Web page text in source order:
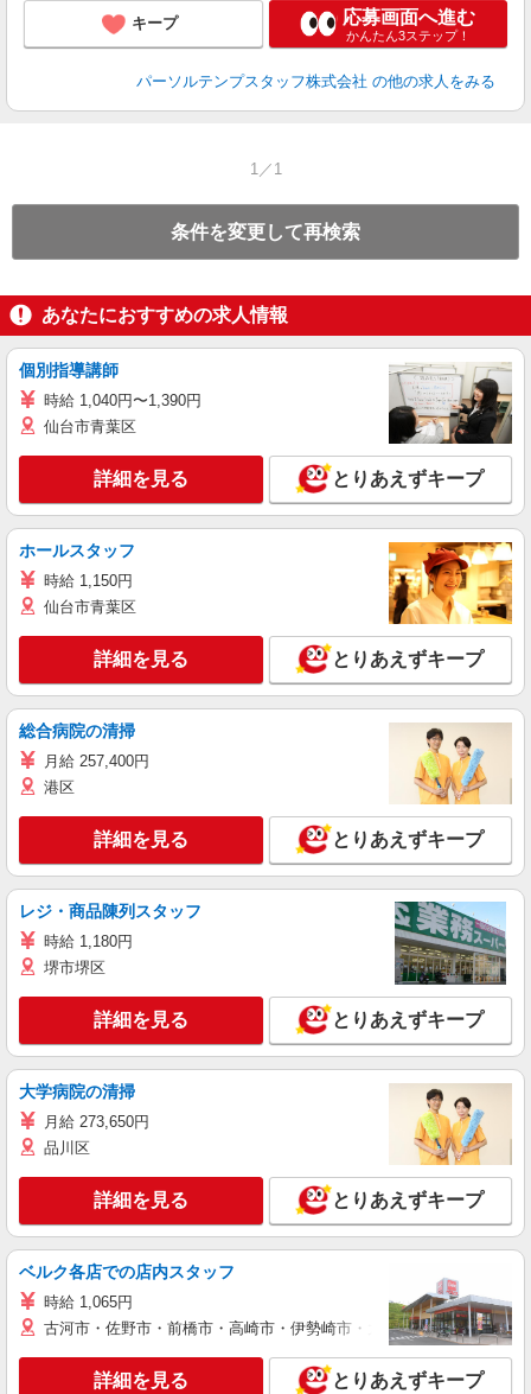
キープ 応募画面へ進む
かんたん3ステップ！
パーソルテンプスタッフ株式会社 の他の求人をみる
1／1
条件を変更して再検索
あなたにおすすめの求人情報
個別指導講師
時給 1,040円〜1,390円
仙台市青葉区
詳細を見る とりあえずキープ
ホールスタッフ
時給 1,150円
仙台市青葉区
詳細を見る とりあえずキープ
総合病院の清掃
月給 257,400円
港区
詳細を見る とりあえずキープ
レジ・商品陳列スタッフ
時給 1,180円
堺市堺区
詳細を見る とりあえずキープ
大学病院の清掃
月給 273,650円
品川区
詳細を見る とりあえずキープ
ベルク各店での店内スタッフ
時給 1,065円
古河市・佐野市・前橋市・高崎市・伊勢崎市・太田市・館林市・藤
詳細を見る とりあえずキープ